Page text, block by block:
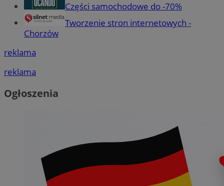
Części samochodowe do -70%
Tworzenie stron internetowych -
Chorzów
reklama
reklama
Ogłoszenia